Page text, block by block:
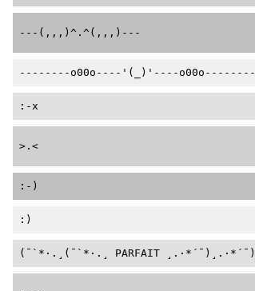
---(,,,)^.^(,,,)---
--------o00o----'(_)'----o00o--------
:-x
>.<
:-)
:)
(¯`*·.¸(¯`*·.¸ PARFAIT ¸.·*´¯)¸.·*´¯)